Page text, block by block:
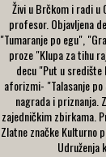
Živi u Brčkom i radi u
profesor. Objavljena
"Tumaranje po egu",
proze "Klupa za tihu
decu "Put u
aforizmi- "Talasanje
nagrada i priznanja.
zajedničkim zbirkama.
Zlatne značke Kulturno
Udruženja